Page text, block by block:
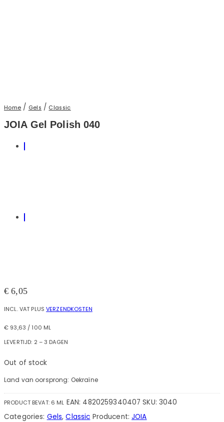
Home / Gels / Classic
JOIA Gel Polish 040
€ 6,05
INCL. VAT PLUSVERZENDKOSTEN
€ 93,63 / 100 ML
LEVERTIJD: 2 – 3 DAGEN
Out of stock
Land van oorsprong: Oekraïne
PRODUCT BEVAT: 6 ML EAN: 4820259340407 SKU:3040
Categories: Gels,Classic Producent:JOIA